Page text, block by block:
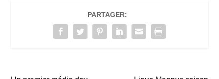
PARTAGER: